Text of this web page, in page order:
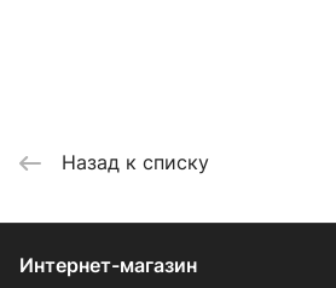
Назад к списку
Интернет-магазин